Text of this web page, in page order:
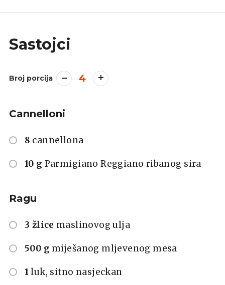
Sastojci
Broj porcija 4
Cannelloni
8 cannellona
10 g Parmigiano Reggiano ribanog sira
Ragu
3 žlice maslinovog ulja
500 g miješanog mljevenog mesa
1 luk, sitno nasjeckan